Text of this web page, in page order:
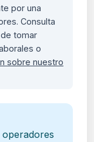
por una
Consulta
tomar
o
sobre nuestro